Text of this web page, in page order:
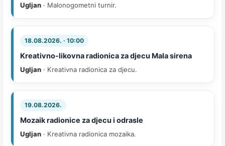
Ugljan · Malonogometni turnir.
18.08.2026. · 10:00
Kreativno-likovna radionica za djecu Mala sirena
Ugljan · Kreativna radionica za djecu.
19.08.2026.
Mozaik radionice za djecu i odrasle
Ugljan · Kreativna radionica mozaika.